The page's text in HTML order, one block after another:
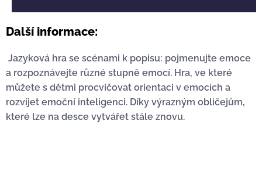
Další informace:
Jazyková hra se scénami k popisu: pojmenujte emoce
a rozpoznávejte různé stupně emocí. Hra, ve které
můžete s dětmi procvičovat orientaci v emocích a
rozvíjet emoční inteligenci. Díky výrazným obličejům,
které lze na desce vytvářet stále znovu.